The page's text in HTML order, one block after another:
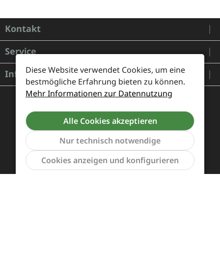
Kontakt
Service
Informationen
Diese Website verwendet Cookies, um eine
bestmögliche Erfahrung bieten zu können.
Mehr Informationen zur Datennutzung
Alle Cookies akzeptieren
Nur technisch notwendige
Cookies anzeigen und konfigurieren